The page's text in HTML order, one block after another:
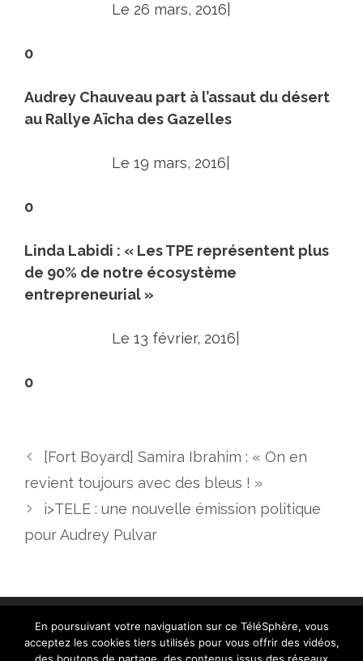
Le 26 mars, 2016|
0
Audrey Chauveau part à l’assaut du désert
au Rallye Aïcha des Gazelles
Le 19 mars, 2016|
0
Linda Labidi : « Les TPE représentent plus
de 90% de notre écosystème
entrepreneurial »
Le 13 février, 2016|
0
[Fort Boyard] Samira Ibrahim : « On en
revient toujours avec des bleus ! »
i>TELE : une nouvelle émission politique
pour Audrey Pulvar
En poursuivant votre naviguation sur ce TéléSphère, vous
acceptez les cookies tiers utilisés pour vous offrir des vidéos,